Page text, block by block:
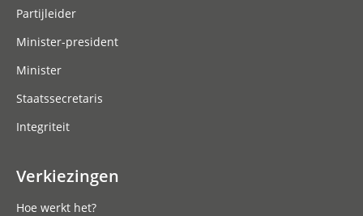
Partijleider
Minister-president
Minister
Staatssecretaris
Integriteit
Verkiezingen
Hoe werkt het?